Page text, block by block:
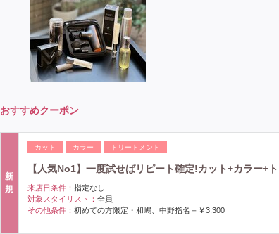
おすすめクーポン
新
規
カット カラー トリートメント
【人気No1】一度試せばリピート確定!カット+カラー+
来店日条件： 指定なし
対象スタイリスト： 全員
その他条件： 初めての方限定・和嶋、中野指名＋￥3,300